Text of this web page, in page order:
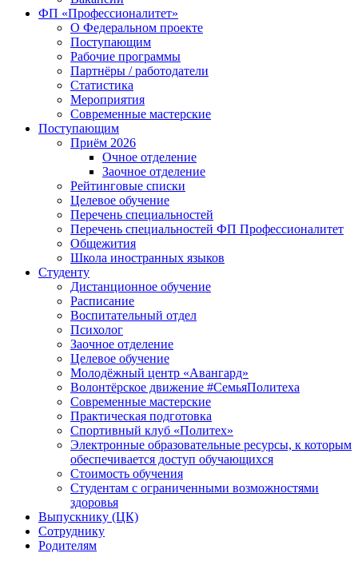
ФП «Профессионалитет»
О Федеральном проекте
Поступающим
Рабочие программы
Партнёры / работодатели
Статистика
Мероприятия
Современные мастерские
Поступающим
Приём 2026
Очное отделение
Заочное отделение
Рейтинговые списки
Целевое обучение
Перечень специальностей
Перечень специальностей ФП Профессионалитет
Общежития
Школа иностранных языков
Студенту
Дистанционное обучение
Расписание
Воспитательный отдел
Психолог
Заочное отделение
Целевое обучение
Молодёжный центр «Авангард»
Волонтёрское движение #СемьяПолитеха
Современные мастерские
Практическая подготовка
Спортивный клуб «Политех»
Электронные образовательные ресурсы, к которым
обеспечивается доступ обучающихся
Стоимость обучения
Студентам с ограниченными возможностями
здоровья
Выпускнику (ЦК)
Сотруднику
Родителям